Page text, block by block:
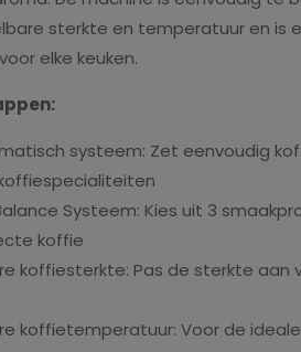
sterkte en temperatuur en is
elke keuken.
systeem: Zet eenvoudig
Systeem: Kies uit 3
koffie
koffiesterkte: Pas de sterkte aan
koffietemperatuur: Voor de ideale